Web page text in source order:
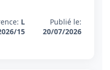
Publié le:
20/07/2026
L
15